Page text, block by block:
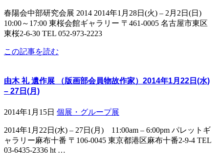
春陽会中部研究会展 2014 2014年1月28日(火) – 2月2日(日)
10:00～17:00 東桜会館ギャラリー 〒461-0005 名古屋市東区
東桜2-6-30 TEL 052-973-2223
この記事を読む
由木 礼 遺作展 （版画部会員物故作家）2014年1月22日(水)
– 27日(月)
2014年1月15日 個展・グループ展
2014年1月22日(水) – 27日(月) 11:00am – 6:00pm パレットギ
ャラリー麻布十番 〒106-0045 東京都港区麻布十番2-9-4 TEL
03-6435-2336 ht …